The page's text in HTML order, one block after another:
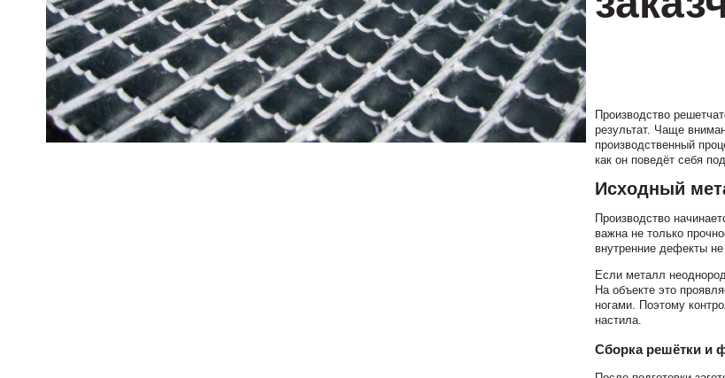
Производство
результат. Чаще
производственный
как он поведёт себя
Исходный
Производство
важна не только
внутренние дефекты
Если металл
На объекте это
ногами. Поэтому
настила.
Сборка решётки и